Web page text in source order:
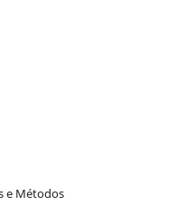
e Métodos